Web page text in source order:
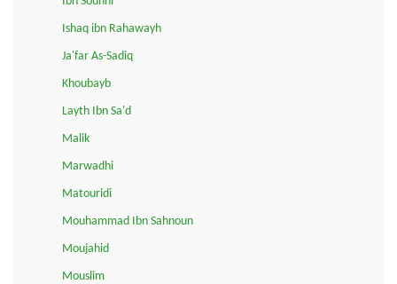
Ishaq ibn Rahawayh
Ja'far As-Sadiq
Khoubayb
Layth Ibn Sa'd
Malik
Marwadhi
Matouridi
Mouhammad Ibn Sahnoun
Moujahid
Mouslim